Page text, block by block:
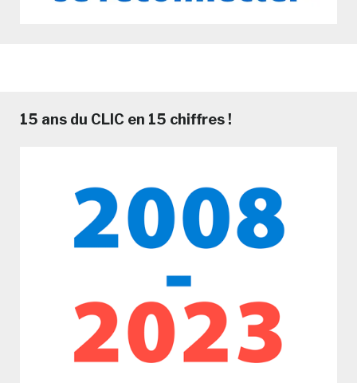
15 ans du CLIC en 15 chiffres !